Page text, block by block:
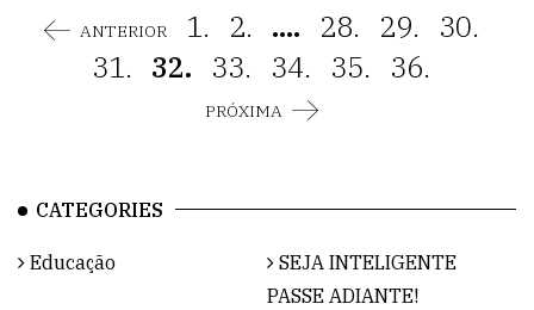
ANTERIOR 1. 2. .... 28. 29.
30.
31. 32. 33. 34. 35. 36.
PRÓXIMA
CATEGORIES
Educação
SEJA INTELIGENTE
PASSE ADIANTE!